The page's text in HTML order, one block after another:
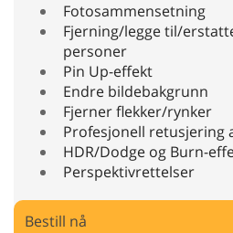
Fotosammensetning
Fjerning/legge til/
personer
Pin Up-effekt
Endre bildebakgrunn
Fjerner flekker/rynker
Profesjonell retusjering
HDR/Dodge og Burn-
Perspektivrettelser
Bestill nå